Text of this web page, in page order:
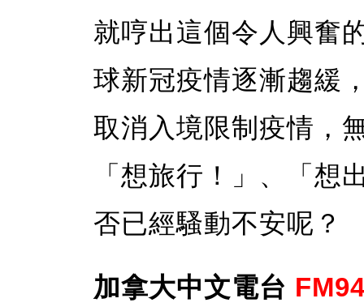
就哼出這個令人興奮
球新冠疫情逐漸趨緩
取消入境限制疫情，
「想旅行！」、「想
否已經騷動不安呢？
加拿大中文電台